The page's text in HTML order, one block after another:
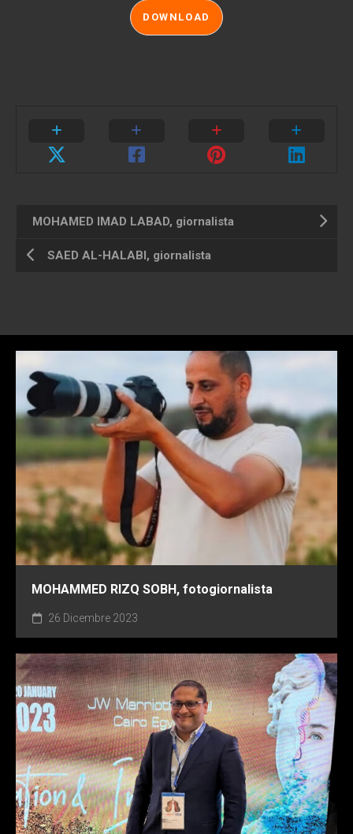
DOWNLOAD
MOHAMED IMAD LABAD, giornalista
SAED AL-HALABI, giornalista
MOHAMMED RIZQ SOBH, fotogiornalista
26 Dicembre 2023